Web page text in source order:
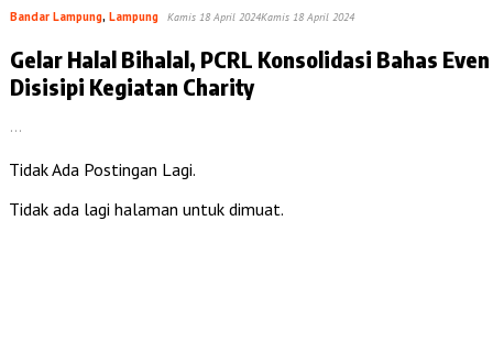
Bandar Lampung, Lampung Kamis 18 April 2024Kamis 18 April 2024
Gelar Halal Bihalal, PCRL Konsolidasi Bahas Even
Disisipi Kegiatan Charity
…
Tidak Ada Postingan Lagi.
Tidak ada lagi halaman untuk dimuat.